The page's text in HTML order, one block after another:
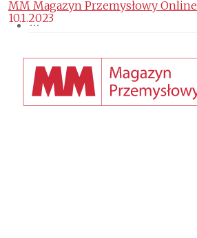
MM Magazyn Przemysłowy Online
10.1.2023